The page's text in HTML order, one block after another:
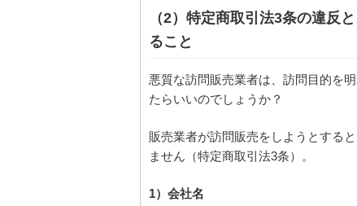
（2）特定商取引法3条の違反
ること
悪質な訪問販売業者は、訪問目的を
たらいいのでしょうか？
販売業者が訪問販売をしようとする
ません（特定商取引法3条）。
1）会社名